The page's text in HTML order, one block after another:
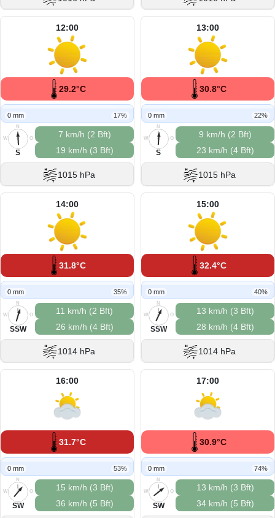
12:00
29.2°C
0 mm 17%
N
O
S
W
S
7 km/h (2 Bft)
19 km/h (3 Bft)
1015 hPa
13:00
30.8°C
0 mm 22%
N
O
S
W
S
9 km/h (2 Bft)
23 km/h (4 Bft)
1015 hPa
14:00
31.8°C
0 mm 35%
N
O
S
W
SSW
11 km/h (2 Bft)
26 km/h (4 Bft)
1014 hPa
15:00
32.4°C
0 mm 40%
N
O
S
W
SSW
13 km/h (3 Bft)
28 km/h (4 Bft)
1014 hPa
16:00
31.7°C
0 mm 53%
N
O
S
W
SW
15 km/h (3 Bft)
36 km/h (5 Bft)
17:00
30.9°C
0 mm 74%
N
O
S
W
SW
13 km/h (3 Bft)
34 km/h (5 Bft)